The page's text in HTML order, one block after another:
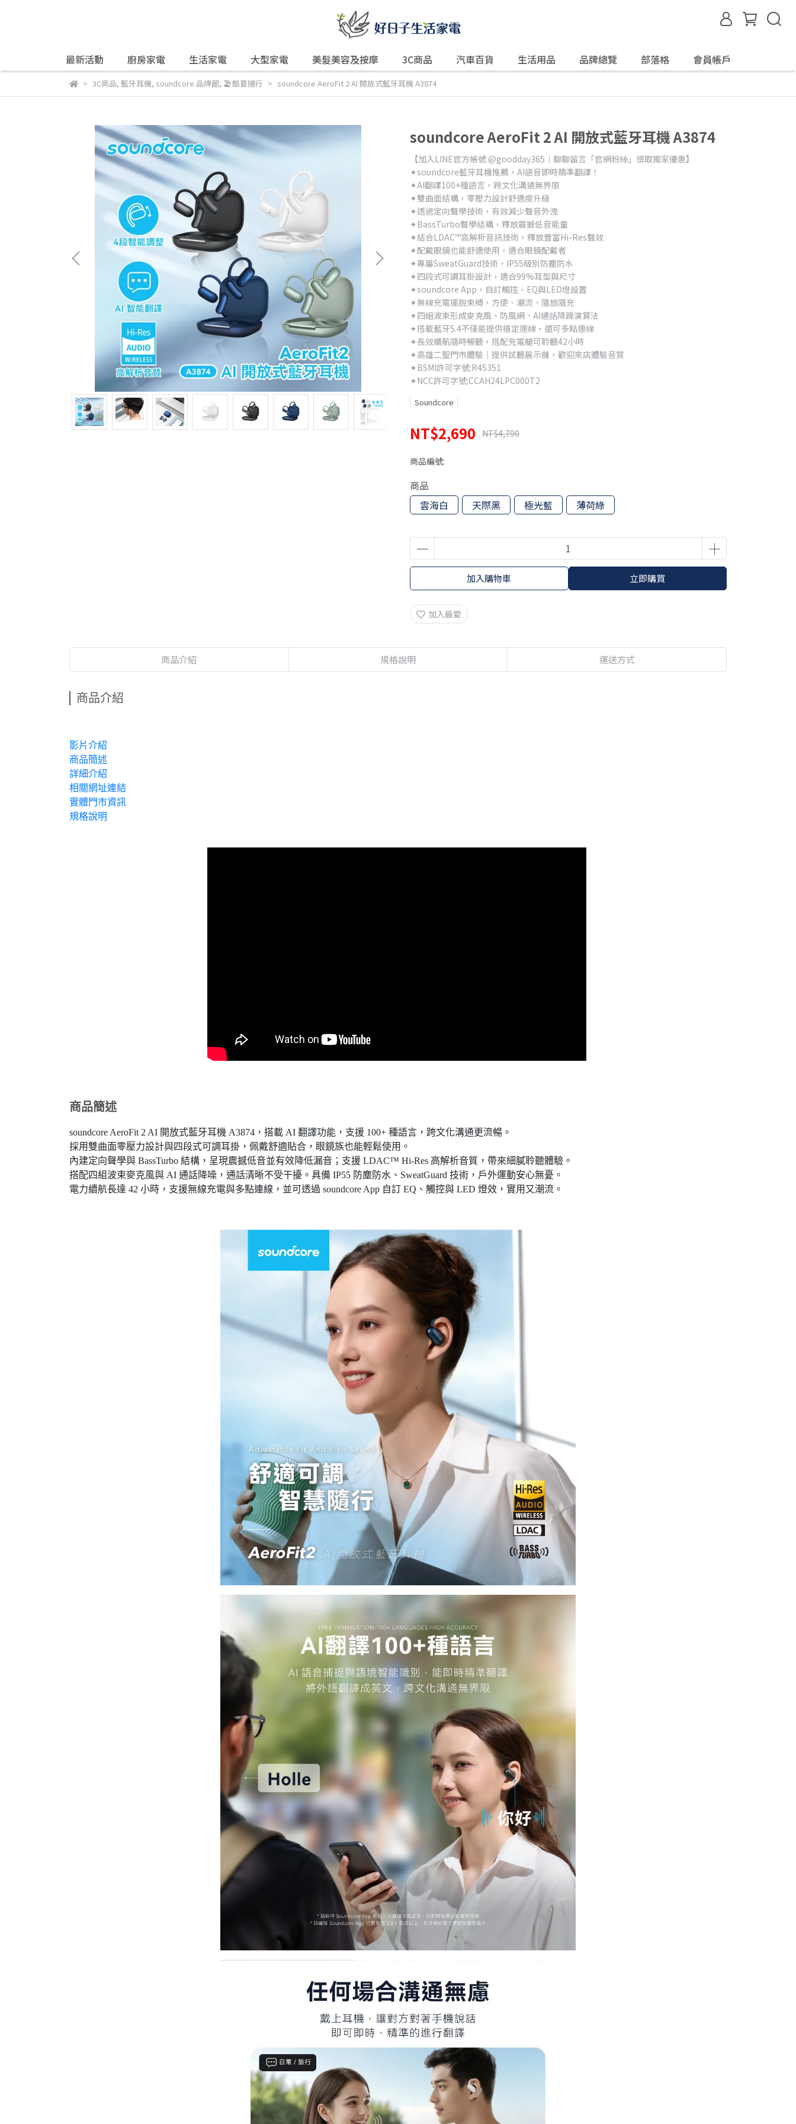
最新活動 廚房家電 生活家電 大型家電 美髮美容及按摩 3C商品 汽車百貨 生活用品 品牌總覽 部落格 會員帳戶
3C商品, 藍牙耳機, soundcore 品牌館, 🏖️酷夏隨行 soundcore AeroFit 2 AI 開放式藍牙耳機 A3874
soundcore AeroFit 2 AI 開放式藍牙耳機 A3874
【加入LINE官方帳號 @goodday365｜聊聊留言「官網粉絲」領取獨家優惠】
✦soundcore藍牙耳機推薦，AI語音即時精準翻譯！
✦AI翻譯100+種語言，跨文化溝通無界限
✦雙曲面結構，零壓力設計舒適度升級
✦透過定向聲學技術，有效減少聲音外洩
✦BassTurbo聲學結構，釋放震撼低音能量
✦結合LDAC™高解析音訊技術，釋放豐富Hi-Res聲效
✦配戴眼鏡也能舒適使用，適合眼鏡配戴者
✦專屬SweatGuard技術，IP55級別防塵防水
✦四段式可調耳掛設計，適合99%耳型與尺寸
✦soundcore App，自訂觸控、EQ與LED燈設置
✦無線充電擺脫束縛，方便、潮流、隨放隨充
✦四組波束形成麥克風、防風網、AI通話降躁演算法
✦搭載藍牙5.4不僅能提供穩定連線，還可多點連線
✦長效續航隨時暢聽，搭配充電艙可聆聽42小時
✦高雄二聖門市體驗｜提供試聽展示機，歡迎來店體驗音質
✦BSMI許可字號:R45351
✦NCC許可字號:CCAH24LPC000T2
Soundcore
NT$2,690 NT$4,790
商品編號:
商品
雲海白
天際黑 極光藍 薄荷綠
加入購物車 立即購買
加入最愛
商品介紹 規格說明 運送方式
商品介紹
影片介紹
商品簡述
詳細介紹
相關網址連結
實體門市資訊
規格說明
商品簡述
soundcore AeroFit 2 AI 開放式藍牙耳機 A3874，搭載 AI 翻譯功能，支援 100+ 種語言，跨文化溝通更流暢。
採用雙曲面零壓力設計與四段式可調耳掛，佩戴舒適貼合，眼鏡族也能輕鬆使用。
內建定向聲學與 BassTurbo 結構，呈現震撼低音並有效降低漏音；支援 LDAC™ Hi-Res 高解析音質，帶來細膩聆聽體驗。
搭配四組波束麥克風與 AI 通話降噪，通話清晰不受干擾。具備 IP55 防塵防水、SweatGuard 技術，戶外運動安心無憂。
電力續航長達 42 小時，支援無線充電與多點連線，並可透過 soundcore App 自訂 EQ、觸控與 LED 燈效，實用又潮流。